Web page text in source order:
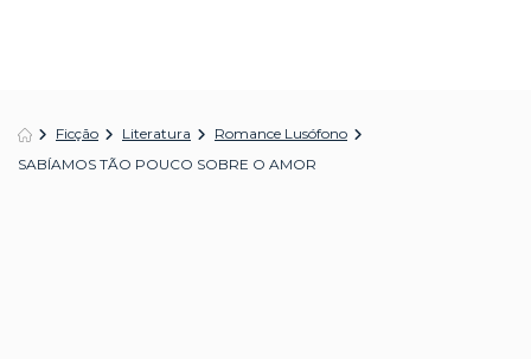
Ficção Literatura
Romance Lusófono
SABÍAMOS TÃO POUCO SOBRE O AMOR